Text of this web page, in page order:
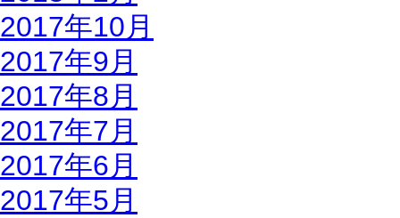
2017年10月
2017年9月
2017年8月
2017年7月
2017年6月
2017年5月